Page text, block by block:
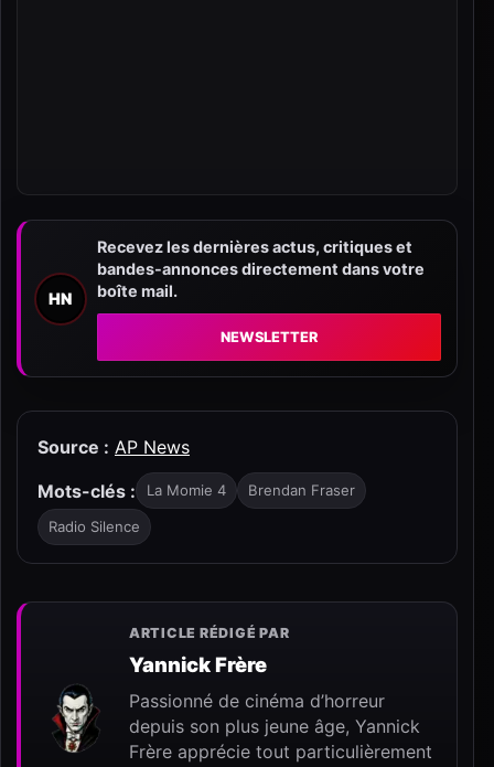
HN
Recevez les dernières actus, critiques et
bandes-annonces directement dans votre
boîte mail.
NEWSLETTER
Source : AP News
Mots-clés :
La Momie 4 Brendan Fraser
Radio Silence
ARTICLE RÉDIGÉ PAR
Yannick Frère
Passionné de cinéma d’horreur
depuis son plus jeune âge, Yannick
Frère apprécie tout particulièrement